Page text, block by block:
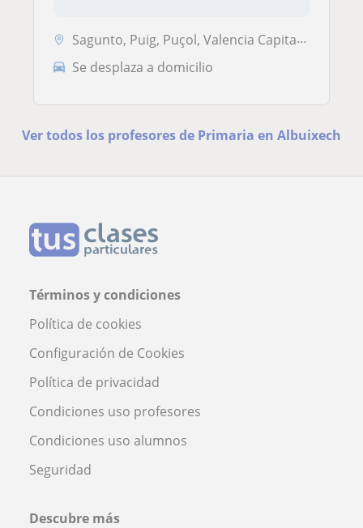
Sagunto, Puig, Puçol, Valencia Capital, Albuixech, Massalfassar
Se desplaza a domicilio
Ver todos los profesores de Primaria en Albuixech
Términos y condiciones
Política de cookies
Configuración de Cookies
Política de privacidad
Condiciones uso profesores
Condiciones uso alumnos
Seguridad
Descubre más